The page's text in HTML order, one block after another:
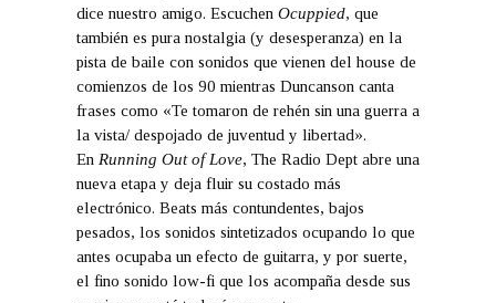
dice nuestro amigo. Escuchen Ocuppied, que
también es pura nostalgia (y desesperanza) en la
pista de baile con sonidos que vienen del house de
comienzos de los 90 mientras Duncanson canta
frases como «Te tomaron de rehén sin una guerra a
la vista/ despojado de juventud y libertad».
En Running Out of Love, The Radio Dept abre una
nueva etapa y deja fluir su costado más
electrónico. Beats más contundentes, bajos
pesados, los sonidos sintetizados ocupando lo que
antes ocupaba un efecto de guitarra, y por suerte,
el fino sonido low-fi que los acompaña desde sus